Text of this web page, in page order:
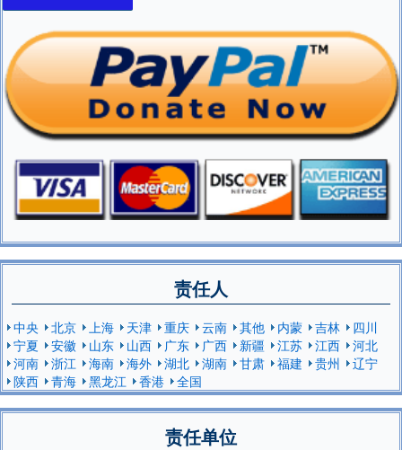
责任人
中央 北京 上海 天津 重庆 云南 其他 内蒙 吉林
四川
宁夏
安徽 山东 山西 广东 广西 新疆 江苏 江西
河北
河南
浙江 海南 海外 湖北 湖南 甘肃 福建 贵州
辽宁
陕西
青海 黑龙江 香港 全国
责任单位